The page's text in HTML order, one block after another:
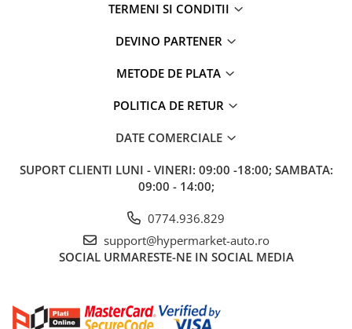
TERMENI SI CONDITII
DEVINO PARTENER
METODE DE PLATA
POLITICA DE RETUR
DATE COMERCIALE
SUPORT CLIENTI LUNI - VINERI: 09:00 -18:00; SAMBATA:
09:00 - 14:00;
0774.936.829
support@hypermarket-auto.ro
SOCIAL URMARESTE-NE IN SOCIAL MEDIA